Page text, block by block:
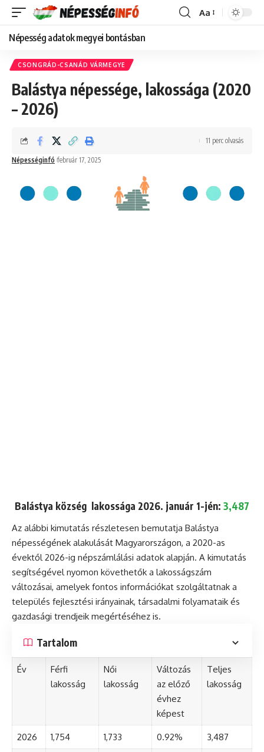
Font
Aa
Népesség adatok megyei bontásban
CSONGRÁD-CSANÁD VÁRMEGYE
Balástya népessége, lakossága (2020
– 2026)
Népességinfó február 17, 2025
11 perc olvasás
Balástya község lakossága 2026. január 1-jén: 3,487
Az alábbi kimutatás részletesen bemutatja Balástya
népességének alakulását Magyarországon, a 2020-as
évektől 2026-ig népszámlálási adatok alapján. A kimutatás
segítségével nyomon követhetők a lakosságszám
változásai, amelyek fontos információkat szolgáltatnak a
település fejlesztési irányainak, társadalmi folyamataik és
gazdasági trendjeik megértéséhez is.
Tartalom
Év
Férfi
lakosság
Női
lakosság
Változás
az előző
évhez
képest
Teljes
lakosság
2026 1,754 1,733 0.92% 3,487